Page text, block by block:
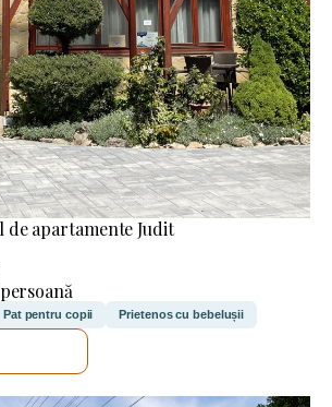
de apartamente Judit
Pat pentru copii Prietenos cu bebelușii